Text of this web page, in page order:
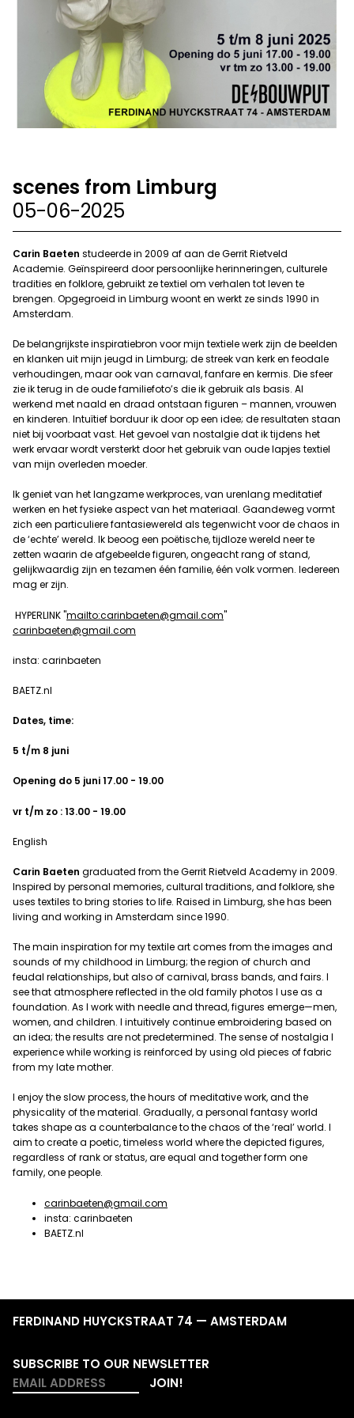
scenes from Limburg
05-06-2025
Carin Baeten studeerde in 2009 af aan de Gerrit Rietveld
Academie. Geïnspireerd door persoonlijke herinneringen, culturele
tradities en folklore, gebruikt ze textiel om verhalen tot leven te
brengen. Opgegroeid in Limburg woont en werkt ze sinds 1990 in
Amsterdam.
De belangrijkste inspiratiebron voor mijn textiele werk zijn de beelden
en klanken uit mijn jeugd in Limburg; de streek van kerk en feodale
verhoudingen, maar ook van carnaval, fanfare en kermis. Die sfeer
zie ik terug in de oude familiefoto’s die ik gebruik als basis. Al
werkend met naald en draad ontstaan figuren – mannen, vrouwen
en kinderen. Intuïtief borduur ik door op een idee; de resultaten staan
niet bij voorbaat vast. Het gevoel van nostalgie dat ik tijdens het
werk ervaar wordt versterkt door het gebruik van oude lapjes textiel
van mijn overleden moeder.
Ik geniet van het langzame werkproces, van urenlang meditatief
werken en het fysieke aspect van het materiaal. Gaandeweg vormt
zich een particuliere fantasiewereld als tegenwicht voor de chaos in
de ‘echte’ wereld. Ik beoog een poëtische, tijdloze wereld neer te
zetten waarin de afgebeelde figuren, ongeacht rang of stand,
gelijkwaardig zijn en tezamen één familie, één volk vormen. Iedereen
mag er zijn.
HYPERLINK "mailto:carinbaeten@gmail.com"
carinbaeten@gmail.com
insta: carinbaeten
BAETZ.nl
Dates, time:
5 t/m 8 juni
Opening do 5 juni 17.00 - 19.00
vr t/m zo : 13.00 - 19.00
English
Carin Baeten graduated from the Gerrit Rietveld Academy in 2009.
Inspired by personal memories, cultural traditions, and folklore, she
uses textiles to bring stories to life. Raised in Limburg, she has been
living and working in Amsterdam since 1990.
The main inspiration for my textile art comes from the images and
sounds of my childhood in Limburg; the region of church and
feudal relationships, but also of carnival, brass bands, and fairs. I
see that atmosphere reflected in the old family photos I use as a
foundation. As I work with needle and thread, figures emerge—men,
women, and children. I intuitively continue embroidering based on
an idea; the results are not predetermined. The sense of nostalgia I
experience while working is reinforced by using old pieces of fabric
from my late mother.
I enjoy the slow process, the hours of meditative work, and the
physicality of the material. Gradually, a personal fantasy world
takes shape as a counterbalance to the chaos of the ‘real’ world. I
aim to create a poetic, timeless world where the depicted figures,
regardless of rank or status, are equal and together form one
family, one people.
carinbaeten@gmail.com
insta: carinbaeten
BAETZ.nl
FERDINAND HUYCKSTRAAT 74 — AMSTERDAM
SUBSCRIBE TO OUR NEWSLETTER